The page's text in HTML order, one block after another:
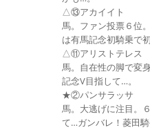
△⑬アカイイ
馬。ファン投票６位
は有馬記念初騎乗で
△⑪アリスト
馬。自在性の脚で変
記念V目指して…。
★②パンサラッ
馬。大逃げに注目。
て…ガンバレ！菱田騎